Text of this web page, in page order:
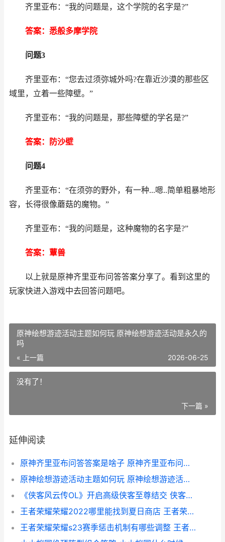
齐里亚布：“我的问题是，这个学院的名字是?”
答案：悉般多摩学院
问题3
齐里亚布：“您去过须弥城外吗?在靠近沙漠的那些区
域里，立着一些障壁。”
齐里亚布：“我的问题是，那些障壁的学名是?”
答案：防沙壁
问题4
齐里亚布：“在须弥的野外，有一种...嗯..简单粗暴地形
容，长得很像蘑菇的魔物。”
齐里亚布：“我的问题是，这种魔物的名字是?”
答案：蕈兽
以上就是原神齐里亚布问答答案分享了。看到这里的
玩家快进入游戏中去回答问题吧。
原神绘想游迹活动主题如何玩 原神绘想游迹活动是永久的
吗
« 上一篇 2026-06-25
没有了！
下一篇 »
延伸阅读
原神齐里亚布问答答案是啥子 原神齐里亚布问题答案
原神绘想游迹活动主题如何玩 原神绘想游迹活动是永久的吗
《侠客风云传OL》开启高级侠客至尊结交 侠客风云传ol破解版
王者荣耀荣耀2022哪里能找到夏日商店 王者荣耀荣耀水晶多少次必出
王者荣耀荣耀s23赛季惩击机制有哪些调整 王者荣耀荣耀称号获取条件